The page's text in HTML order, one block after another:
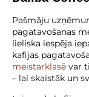
Pašmāju
pagatavošanas
lieliska iespēja
kafijas
meistarklasē var
– lai skaistāk un